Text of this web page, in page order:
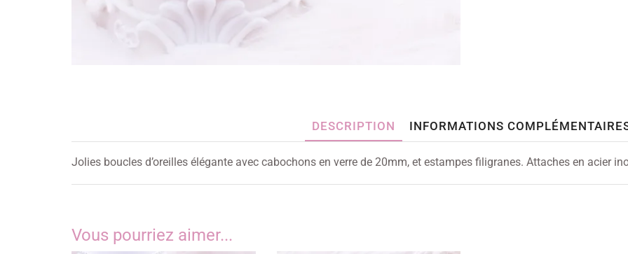
DESCRIPTION INFORMATIONS
Jolies boucles d’oreilles élégante avec cabochons en verre de 20mm, et estampes filigranes. Attaches en acier
Vous pourriez aimer...